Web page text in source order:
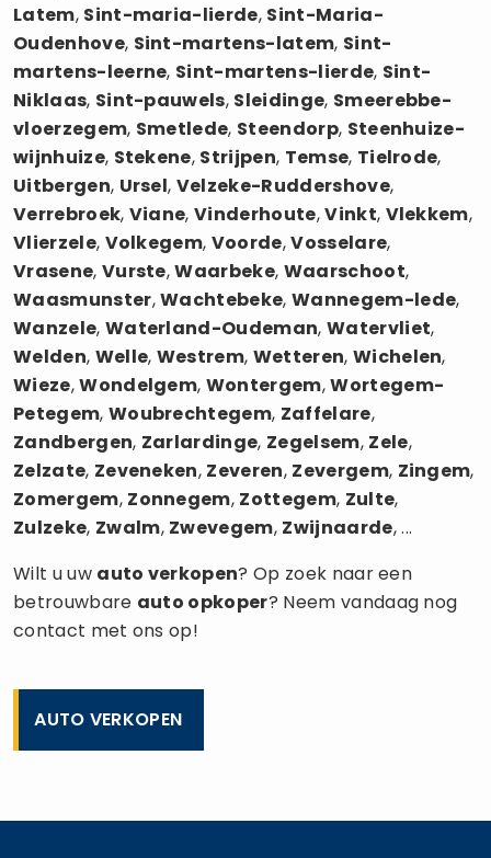
Latem, Sint-maria-lierde, Sint-Maria-
Oudenhove, Sint-martens-latem, Sint-
martens-leerne, Sint-martens-lierde, Sint-
Niklaas, Sint-pauwels, Sleidinge, Smeerebbe-
vloerzegem, Smetlede, Steendorp, Steenhuize-
wijnhuize, Stekene, Strijpen, Temse, Tielrode,
Uitbergen, Ursel, Velzeke-Ruddershove,
Verrebroek, Viane,Vinderhoute,Vinkt, Vlekkem,
Vlierzele, Volkegem, Voorde,Vosselare,
Vrasene, Vurste,Waarbeke, Waarschoot,
Waasmunster,Wachtebeke,Wannegem-lede,
Wanzele, Waterland-Oudeman, Watervliet,
Welden, Welle, Westrem, Wetteren, Wichelen,
Wieze,Wondelgem, Wontergem,Wortegem-
Petegem, Woubrechtegem, Zaffelare,
Zandbergen, Zarlardinge, Zegelsem, Zele,
Zelzate, Zeveneken, Zeveren, Zevergem, Zingem,
Zomergem, Zonnegem, Zottegem, Zulte,
Zulzeke, Zwalm, Zwevegem, Zwijnaarde, ...
Wilt u uw auto verkopen? Op zoek naar een
betrouwbare auto opkoper? Neem vandaag nog
contact met ons op!
AUTO VERKOPEN